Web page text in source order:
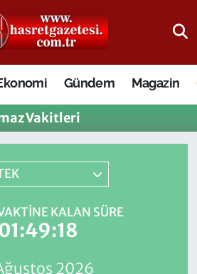
Gündem Magazin
Vakitleri
KALAN SÜRE
2026
Eczaneler
Durumu
Yoğunluk Haritası
Durumu ve Fikstür